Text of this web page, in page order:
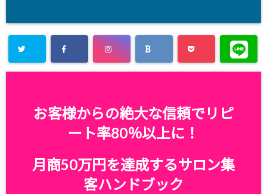
お客様からの絶大な信頼でリピ
ート率80％以上に！
月商50万円を達成するサロン集
客ハンドブック